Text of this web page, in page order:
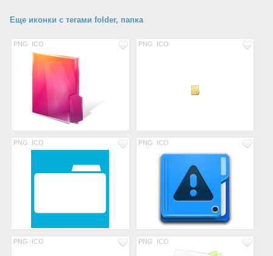
Еще иконки с тегами folder, папка
PNG ICO PNG ICO
PNG ICO PNG ICO
PNG ICO PNG ICO